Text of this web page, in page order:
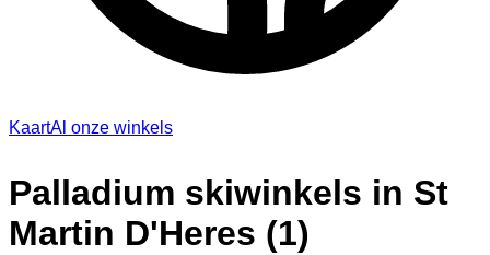
KaartAl onze winkels
Palladium skiwinkels in St
Martin D'Heres (1)